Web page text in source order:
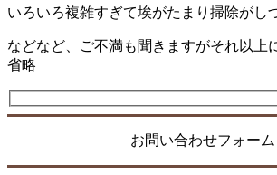
いろいろ複雑すぎて埃がたまり掃除がし
などなど、ご不満も聞きますがそれ以上
省略
お問い合わせフォーム